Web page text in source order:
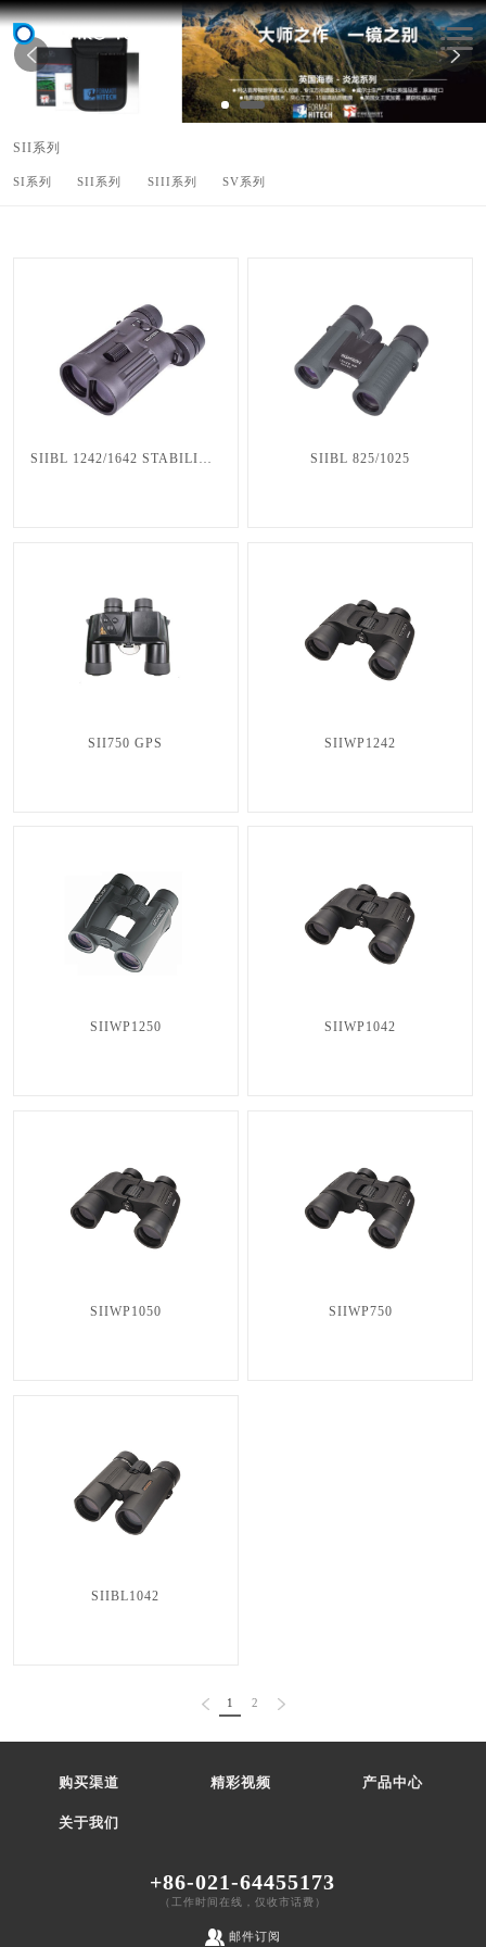
SII系列
SI系列 SII系列 SIII系列 SV系列
SIIBL 1242/1642 STABILIZER SIIBL 825/1025
SII750 GPS SIIWP1242
SIIWP1250 SIIWP1042
SIIWP1050 SIIWP750
SIIBL1042
0 1 2 0
购买渠道 精彩视频 产品中心
关于我们
+86-021-64455173
（工作时间在线，仅收市话费）
邮件订阅